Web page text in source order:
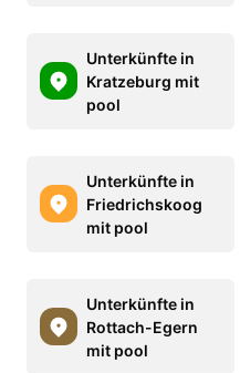
Unterkünfte in
Kratzeburg mit
pool
Unterkünfte in
Friedrichskoog
mit pool
Unterkünfte in
Rottach-Egern
mit pool